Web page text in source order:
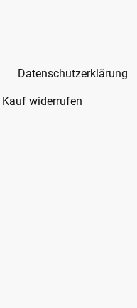
Datenschutzerklärung
Kauf widerrufen